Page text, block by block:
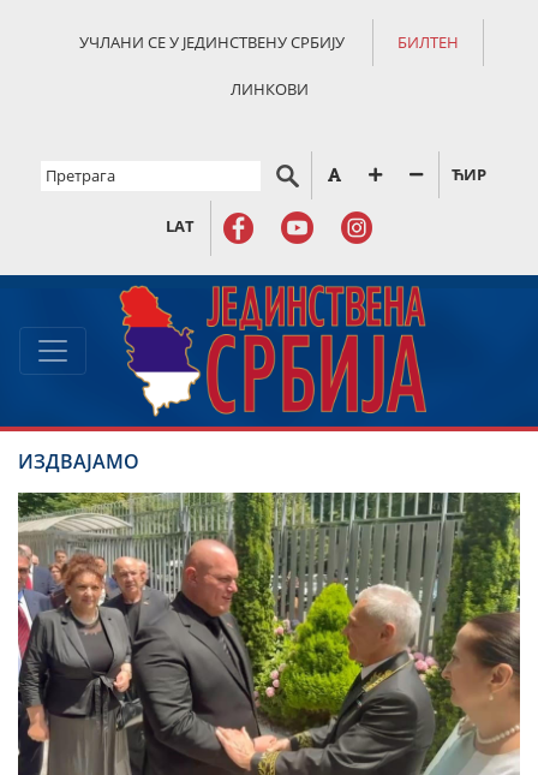
УЧЛАНИ СЕ У ЈЕДИНСТВЕНУ СРБИЈУ БИЛТЕН
ЛИНКОВИ
ЋИР
LAT
ИЗДВАЈАМО